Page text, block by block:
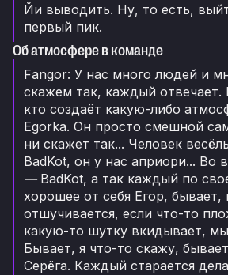
Йи выводить. Ну, то есть,
первый пик.
Об атмосфере в команде
Fangor: У нас много людей и
скажем так, каждый отвечает.
кто создаёт какую-либо
Egorka. Он просто смешной
ни скажет так... Человек
BadKot, он у нас априори... Во
—BadKot, а так каждый по
хорошее от себя Егор, бывает,
отшучивается, если что-то
какую-то шутку вкидывает,
Бывает, я что-то скажу,
Серёга. Каждый старается